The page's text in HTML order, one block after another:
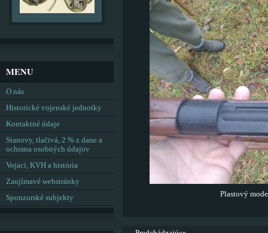
Plastový
MENU
O nás
Historické vojenské jednotky
Kontaktné údaje
Stanovy, tlačivá, 2 % z dane a
ochrana osobných údajov
Vojaci, KVH a história
Zaujímavé webstránky
Sponzorské subjekty